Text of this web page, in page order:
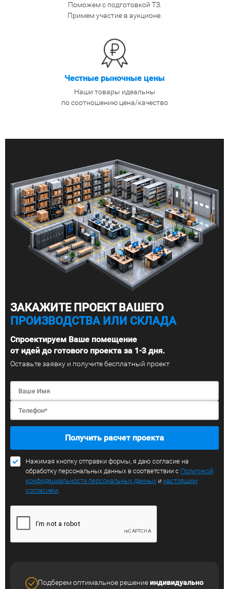
Поможем с подготовкой ТЗ.
Примем участие в аукционе.
Честные рыночные цены
Наши товары идеальны
по соотношению цена/качество
ЗАКАЖИТЕ ПРОЕКТ ВАШЕГО
ПРОИЗВОДСТВА ИЛИ СКЛАДА
Спроектируем Ваше помещение
от идей до готового проекта за 1-3 дня.
Оставьте заявку и получите бесплатный проект
Получить расчет проекта
Нажимая кнопку отправки формы, я даю согласие на
обработку персональных данных в соответствии с Политикой
конфидециальности персональных данных и настоящим
согласием.
Подберем оптимальное решение индивидуально